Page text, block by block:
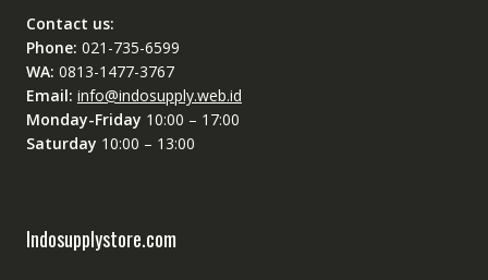
Contact us:
Phone: 021-735-6599
WA: 0813-1477-3767
Email: info@indosupply.web.id
Monday-Friday 10:00 – 17:00
Saturday 10:00 – 13:00
Indosupplystore.com